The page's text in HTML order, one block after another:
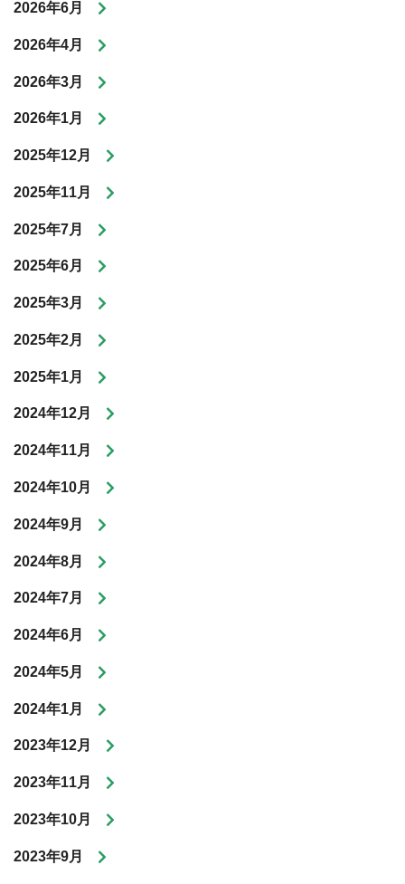
2026年6月
2026年4月
2026年3月
2026年1月
2025年12月
2025年11月
2025年7月
2025年6月
2025年3月
2025年2月
2025年1月
2024年12月
2024年11月
2024年10月
2024年9月
2024年8月
2024年7月
2024年6月
2024年5月
2024年1月
2023年12月
2023年11月
2023年10月
2023年9月